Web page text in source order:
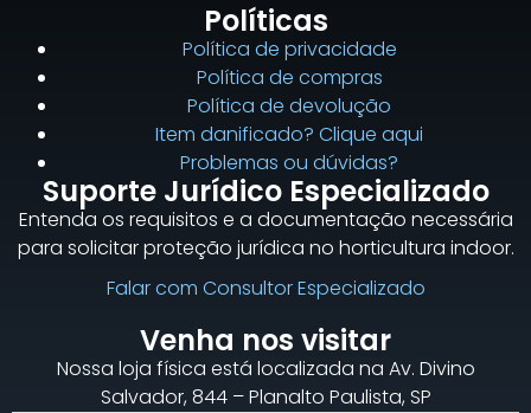
Políticas
Política de privacidade
Política de compras
Política de devolução
Item danificado? Clique aqui
Problemas ou dúvidas?
Suporte Jurídico Especializado
Entenda os requisitos e a documentação necessária
para solicitar proteção jurídica no horticultura indoor.
Falar com Consultor Especializado
Venha nos visitar
Nossa loja física está localizada na Av. Divino
Salvador, 844 – Planalto Paulista, SP